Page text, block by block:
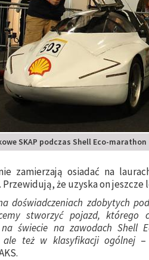
SKAP podczas Shell Eco-marathon
zamierzają osiadać na
Przewidują, że uzyska on jeszcze
doświadczeniach zdobytych
stworzyć pojazd, którego
na świecie na zawodach
ale też w klasyfikacji ogólnej